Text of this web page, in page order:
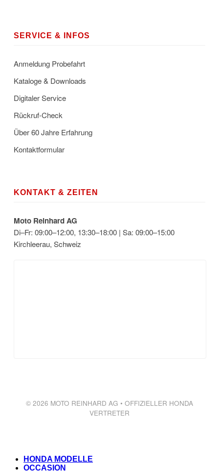
SERVICE & INFOS
Anmeldung Probefahrt
Kataloge & Downloads
Digitaler Service
Rückruf-Check
Über 60 Jahre Erfahrung
Kontaktformular
KONTAKT & ZEITEN
Moto Reinhard AG
Di–Fr: 09:00–12:00, 13:30–18:00 | Sa: 09:00–15:00
Kirchleerau, Schweiz
© 2026 MOTO REINHARD AG • OFFIZIELLER HONDA
VERTRETER
HONDA MODELLE
OCCASION